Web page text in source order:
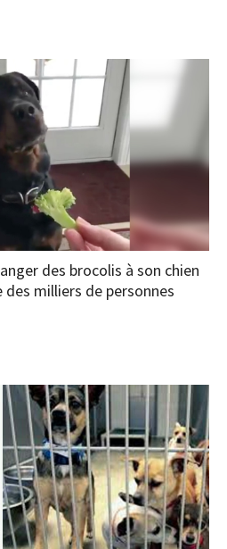
des brocolis à son chien
milliers de personnes